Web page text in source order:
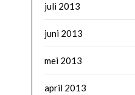
juli 2013
juni 2013
mei 2013
april 2013